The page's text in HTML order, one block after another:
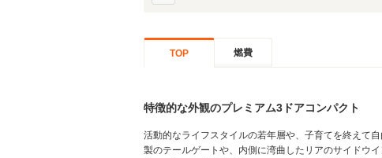
TOP 燃費
特徴的な外観のプレミアム3ドアコンパクト
活動的なライフスタイルの若年層や、子育てを終えて
製のテールゲートや、内側に湾曲したリアのサイドウ